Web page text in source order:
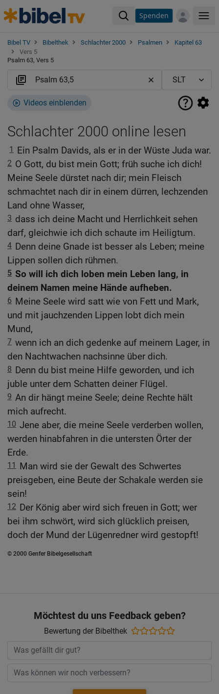
Spenden
Bibel TV Bibelthek Schlachter 2000 Psalmen
Kapitel 63
Vers 5
Psalm 63, Vers 5
Videos einblenden
Schlachter 2000 online lesen
1 Ein Psalm Davids, als er in der Wüste Juda war.
2 O Gott, du bist mein Gott; früh suche ich dich!
Meine Seele dürstet nach dir; mein Fleisch
schmachtet nach dir in einem dürren, lechzenden
Land ohne Wasser,
3 dass ich deine Macht und Herrlichkeit sehen
darf, gleichwie ich dich schaute im Heiligtum.
4 Denn deine Gnade ist besser als Leben; meine
Lippen sollen dich rühmen.
5 So will ich dich loben mein Leben lang, in
deinem Namen meine Hände aufheben.
6 Meine Seele wird satt wie von Fett und Mark,
und mit jauchzenden Lippen lobt dich mein
Mund,
7 wenn ich an dich gedenke auf meinem Lager, in
den Nachtwachen nachsinne über dich.
8 Denn du bist meine Hilfe geworden, und ich
juble unter dem Schatten deiner Flügel.
9 An dir hängt meine Seele; deine Rechte hält
mich aufrecht.
10 Jene aber, die meine Seele verderben wollen,
werden hinabfahren in die untersten Örter der
Erde.
11 Man wird sie der Gewalt des Schwertes
preisgeben, eine Beute der Schakale werden sie
sein!
12 Der König aber wird sich freuen in Gott; wer
bei ihm schwört, wird sich glücklich preisen,
doch der Mund der Lügenredner wird gestopft!
© 2000 Genfer Bibelgesellschaft
Möchtest du uns Feedback geben?
Bewertung der Bibelthek